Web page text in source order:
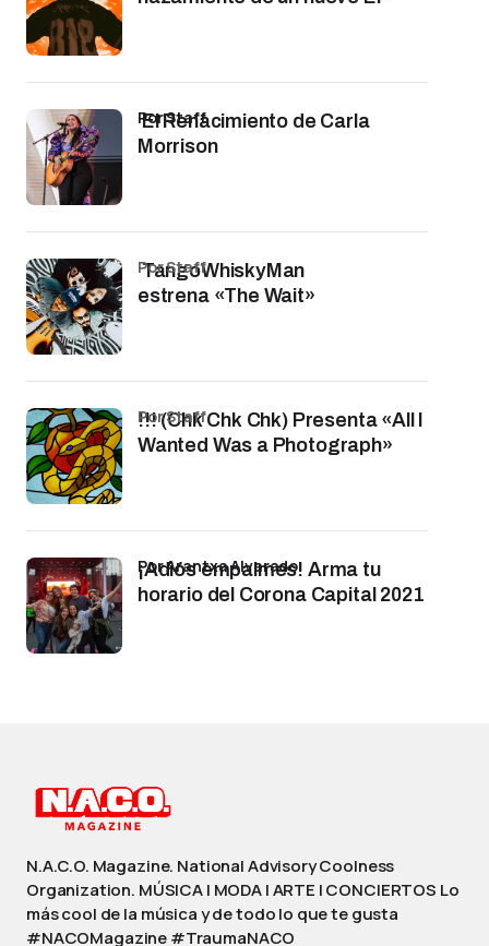
El Renacimiento de Carla
Morrison
por Staff
TangoWhiskyMan
estrena «The Wait»
por Staff
!!! (Chk Chk Chk) Presenta «All I
Wanted Was a Photograph»
por Staff
¡Adiós empalmes! Arma tu
horario del Corona Capital 2021
por Arantxa Alvarado
N.A.C.O. Magazine. National Advisory Coolness
Organization. MÚSICA | MODA | ARTE | CONCIERTOS Lo
más cool de la música y de todo lo que te gusta
#NACOMagazine #TraumaNACO